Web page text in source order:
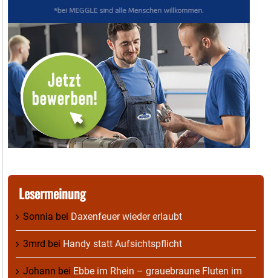
Lesermeinung
Sonnia bei Daxenfeuer wieder erlaubt
3mrd bei Handy statt Aufsichtspflicht
Johann bei Ebbe im Rhein – grauebraune Fluten im